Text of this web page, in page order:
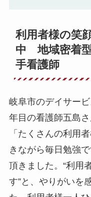
利用者様の笑
中 地域密着
手看護師
岐阜市のデイサー
年目の看護師五島さ
「たくさんの利用
きながら毎日勉強
頂きました。“利用
す”と、やりがいを